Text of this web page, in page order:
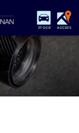
STOCK ACCESS
パーツリスト
アクセスマップ
注文販売